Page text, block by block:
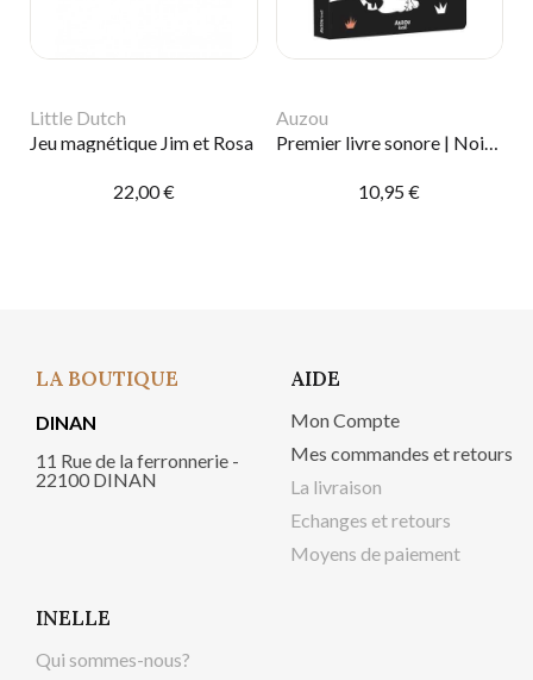
Little Dutch
Jeu magnétique Jim et Rosa
22,00 €
Auzou
Premier livre sonore | Noir et Blanc
10,95 €
LA BOUTIQUE
DINAN
11 Rue de la ferronnerie -
22100 DINAN
AIDE
Mon Compte
Mes commandes et retours
La livraison
Echanges et retours
Moyens de paiement
INELLE
Qui sommes-nous?